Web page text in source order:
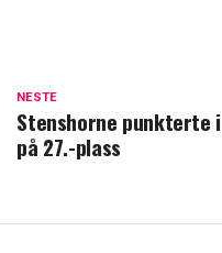
NESTE
Stenshorne punkterte
på 27.-plass